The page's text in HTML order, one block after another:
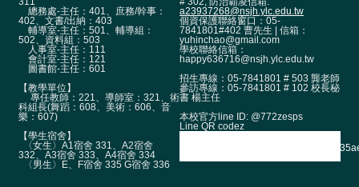
成
果
輔
導
招
生
總務處-主任：401、庶務/幹事：
402、文書/出納：403
輔導室-主任：501、輔導組：
502、資料組：503
人事室-主任：111
會計室-主任：121
圖書館-主任：601
【教學單位】
專任教師：221、導師室：321、術
科組長(舞蹈：608、美術：606、音
樂：607)
【學生宿舍】
〈女生〉A1宿舍 331、A2宿舍
332、A3宿舍 333、A4宿舍 334
〈男生〉E、F宿舍 335 G宿舍 336
a23937268@nsjh.ylc.edu.tw
個資保護聯絡窗口：05-
7841801#402 曹先生 | 信箱：
yuhinchao@gmail.com
學校聯絡信箱：
happy636716@nsjh.ylc.edu.tw
招生專線：05-7841801 # 503 龔老師
參訪專線：05-7841801 # 102 校長秘
書 楊主任
本校官方line ID: @772zesps
Line QR codez